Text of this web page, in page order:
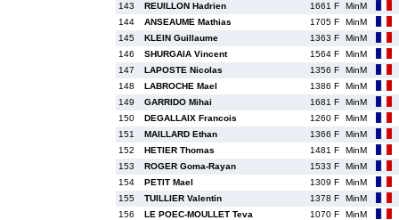
143
REUILLON Hadrien 1661 F
MinM
144
ANSEAUME Mathias 1705 F
MinM
145
KLEIN Guillaume 1363 F
MinM
146
SHURGAIA Vincent 1564 F
MinM
147
LAPOSTE Nicolas 1356 F
MinM
148
LABROCHE Mael 1386 F
MinM
149
GARRIDO Mihai 1681 F
MinM
150
DEGALLAIX Francois 1260 F
MinM
151
MAILLARD Ethan 1366 F
MinM
152
HETIER Thomas 1481 F
MinM
153
ROGER Goma-Rayan 1533 F
MinM
154
PETIT Mael 1309 F
MinM
155
TUILLIER Valentin 1378 F
MinM
156
LE POEC-MOULLET Teva 1070 F
MinM